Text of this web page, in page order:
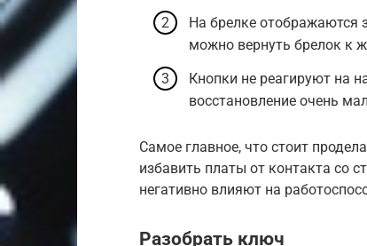
На брелке отображаются
можно вернуть брелок к
Кнопки не реагируют на
восстановление очень
Самое главное, что стоит
избавить платы от контакта со
негативно влияют на
Разобрать ключ